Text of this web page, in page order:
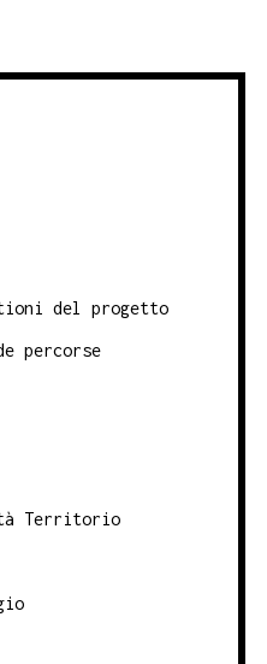
del progetto
percorse
Territorio